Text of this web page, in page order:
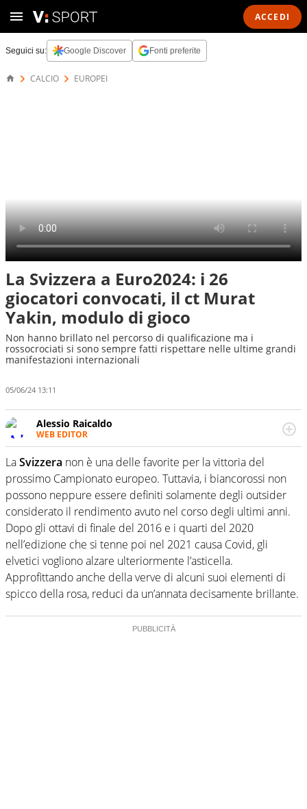
ACCEDI
Seguici su: Google Discover Fonti preferite
CALCIO EUROPEI
La Svizzera a Euro2024: i 26
giocatori convocati, il ct Murat
Yakin, modulo di gioco
Non hanno brillato nel percorso di qualificazione ma i
rossocrociati si sono sempre fatti rispettare nelle ultime grandi
manifestazioni internazionali
05/06/24 13:11
Alessio Raicaldo
WEB EDITOR
Un figlio che si chiama Diego e la tesi di laurea sugli stadi
di proprietà in Italia. Il calcio quale filo conduttore
irrinunciabile tra passione e professione. Per Virgilio
Sport indaga, approfondisce e scandaglia l'universo
mondo dello sport per antonomasia
LaSvizzera non è una delle favorite per la vittoria del
prossimo Campionato europeo. Tuttavia, i biancorossi non
possono neppure essere definiti solamente degli outsider
considerato il rendimento avuto nel corso degli ultimi anni.
Dopo gli ottavi di finale del 2016 e i quarti del 2020
nell’edizione che si tenne poi nel 2021 causa Covid, gli
elvetici vogliono alzare ulteriormente l’asticella.
Approfittando anche della verve di alcuni suoi elementi di
spicco della rosa, reduci da un’annata decisamente brillante.